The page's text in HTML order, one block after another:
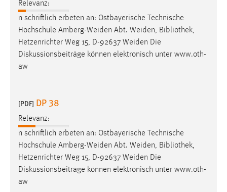
Relevanz:
n schriftlich erbeten an: Ostbayerische Technische
Hochschule Amberg-Weiden Abt. Weiden, Bibliothek,
Hetzenrichter Weg 15, D-92637 Weiden Die
Diskussionsbeiträge können elektronisch unter www.oth-
aw
[PDF] DP 38
Relevanz:
n schriftlich erbeten an: Ostbayerische Technische
Hochschule Amberg-Weiden Abt. Weiden, Bibliothek,
Hetzenrichter Weg 15, D-92637 Weiden Die
Diskussionsbeiträge können elektronisch unter www.oth-
aw